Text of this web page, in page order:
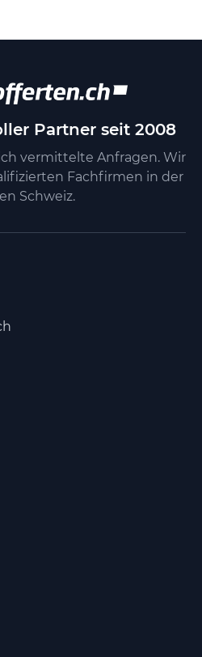
Partner seit 2008
vermittelte Anfragen. Wir
Fachfirmen in der
Schweiz.